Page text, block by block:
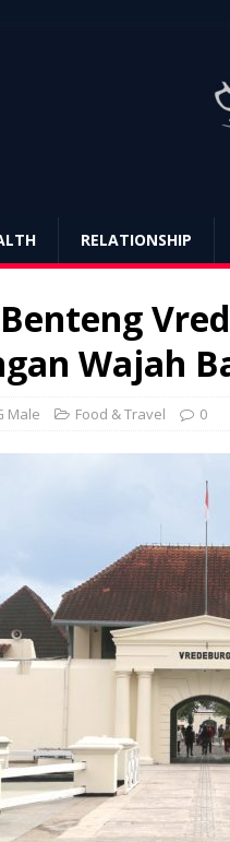
RELATIONSHIP
Wajah
Male Food & Travel 0